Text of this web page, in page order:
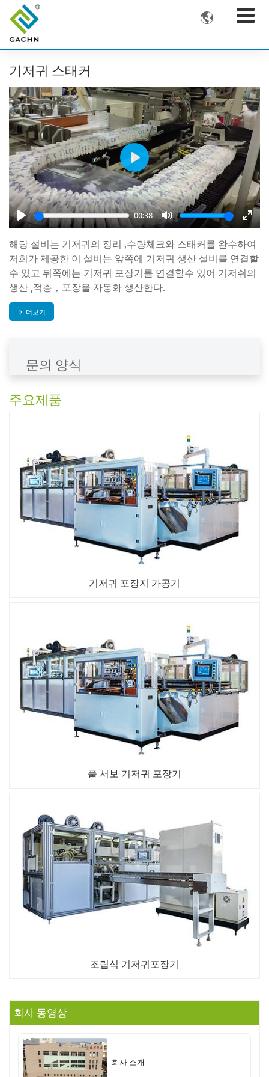

기저귀 스태커
Play
00:38
Mute
Play
해당 설비는 기저귀의 정리 ,수량체크와 스태커를 완수하여
저희가 제공한 이 설비는 앞쪽에 기저귀 생산 설비를 연결할
수 있고 뒤쪽에는 기저귀 포장기를 연결할수 있어 기저쉬의
생산 ,적층，포장을 자동화 생산한다.
더보기
문의 양식
주요제품
기저귀 포장지 가공기
풀 서보 기저귀 포장기
조립식 기저귀포장기
회사 동영상
회사 소개